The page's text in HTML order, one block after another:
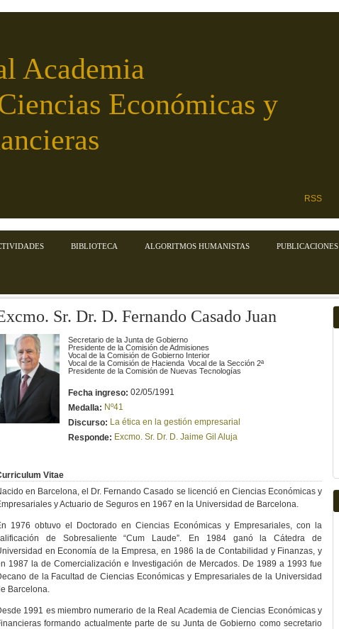
Academia
Económicas y
RSS
BIBLIOTECA ALGORITMOS HUMANISTAS PUBLICACIONES
Sr. Dr. D. Fernando Casado Juan
Secretario de la Junta de Gobierno
Presidente de la Comisión de Admisiones
Vocal de la Comisión de Gobierno Interior
Vocal de la Comisión de Hacienda Vocal de la Sección 2ª
Presidente de la Comisión de Nuevas Tecnologías
Fecha ingreso: 02/05/1991
Medalla: Nº41
Discurso: La ética en la gestión empresarial
Responde: Excmo. Sr. Dr. D. Jaime Gil Aluja
Vitae
en Barcelona, el Dr. Fernando Casado se licenció en Ciencias Económicas y
y Actuario de Seguros en 1967 en la Universidad de Barcelona.
1976 obtuvo el Doctorado en Ciencias Económicas y Empresariales, con la
de Sobresaliente “Cum Laude”. En 1984 ganó la Cátedra de
en Economía de la Empresa, en 1986 la de Contabilidad y Finanzas, y
1987 la de Comercialización e Investigación de Mercados. De 1989 a 1993 fue
de la Facultad de Ciencias Económicas y Empresariales de la Universidad
Barcelona.
1991 es miembro numerario de la Real Academia de Ciencias Económicas y
formando actualmente parte de su Junta de Gobierno como secretario